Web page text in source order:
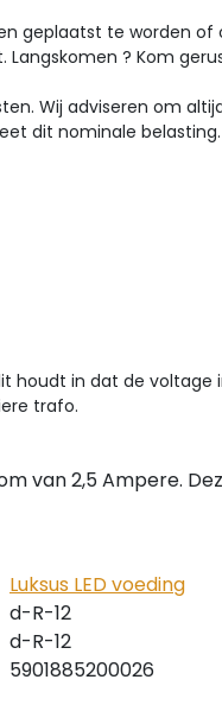
geplaatst te
? Kom
Wij adviseren om
dit nominale belasting.
houdt in dat de
trafo.
van 2,5 Ampere.
Luksus LED voeding
d-R-12
d-R-12
5901885200026